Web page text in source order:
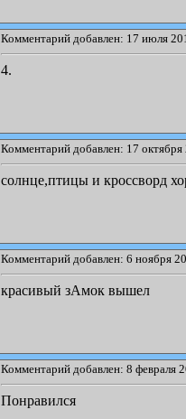
Комментарий добавлен: 17 июля
4.
Комментарий добавлен: 17
солнце,птицы и кроссворд
Комментарий добавлен: 6 ноября
красивый зАмок вышел
Комментарий добавлен: 8 февраля
Понравился